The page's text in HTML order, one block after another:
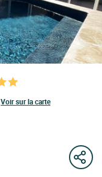
Voir sur la carte